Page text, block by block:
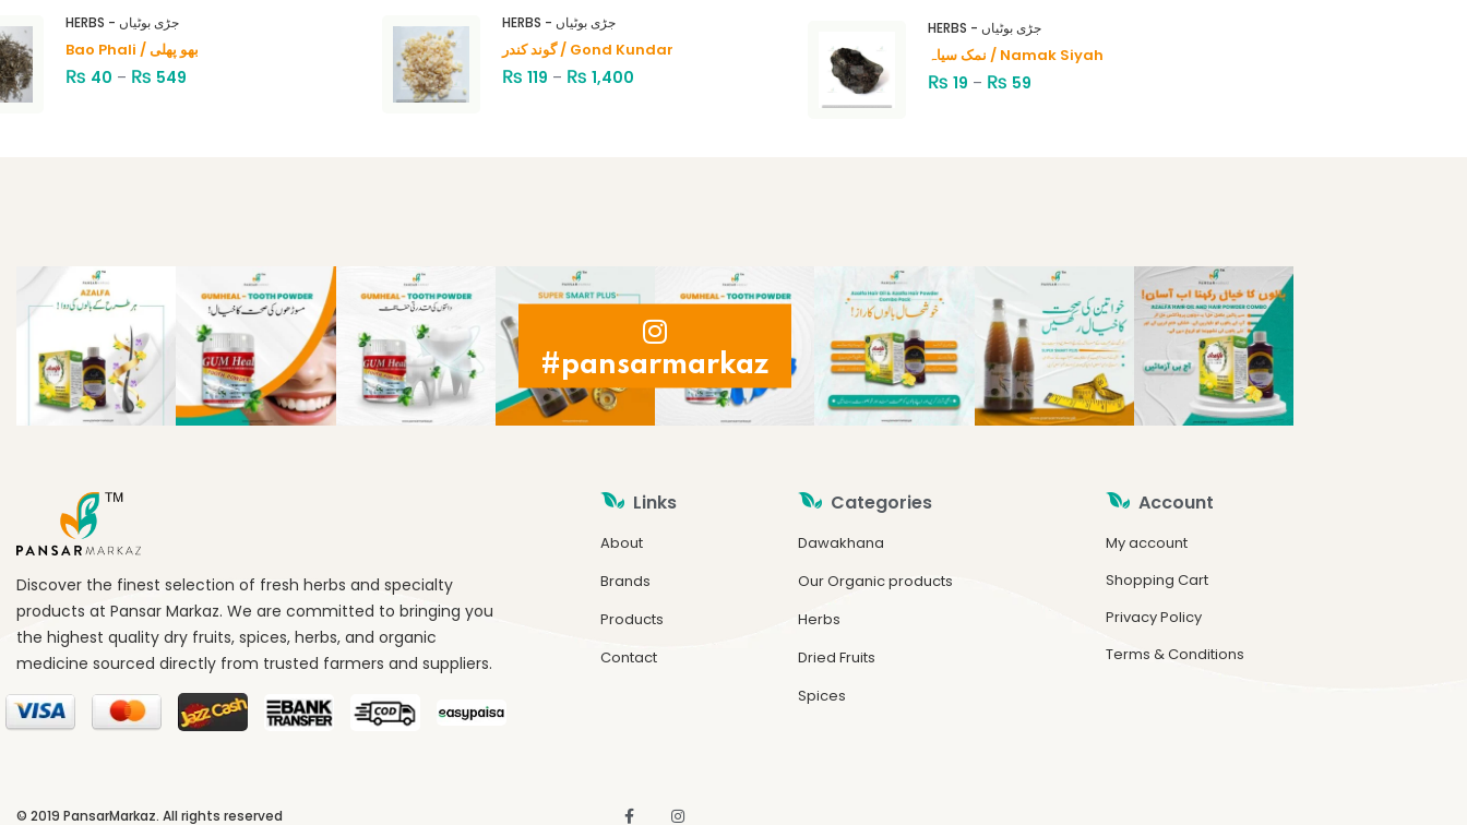
HERBS - جڑی بوٹیاں
Bao Phali / بھو پھلی
₨ 40 – ₨ 549
HERBS - جڑی بوٹیاں
گوند کندر / Gond Kundar
₨ 119 – ₨ 1,400
HERBS - جڑی بوٹیاں
نمک سیاہ / Namak Siyah
₨ 19 – ₨ 59
#pansarmarkaz
Discover the finest selection of fresh herbs and specialty
products at Pansar Markaz. We are committed to bringing you
the highest quality dry fruits, spices, herbs, and organic
medicine sourced directly from trusted farmers and suppliers.
Links
About
Brands
Products
Contact
Categories
Dawakhana
Our Organic products
Herbs
Dried Fruits
Spices
Account
My account
Shopping Cart
Privacy Policy
Terms & Conditions
© 2019 PansarMarkaz. All rights reserved